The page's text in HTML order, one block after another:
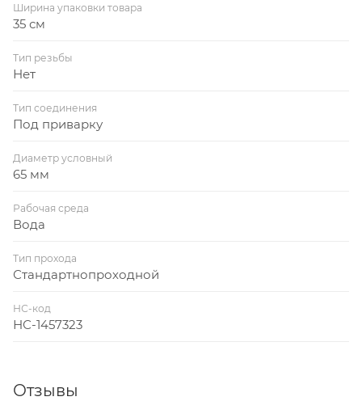
Ширина упаковки товара
35 см
Тип резьбы
Нет
Тип соединения
Под приварку
Диаметр условный
65 мм
Рабочая среда
Вода
Тип прохода
Стандартнопроходной
НС-код
НС-1457323
Отзывы